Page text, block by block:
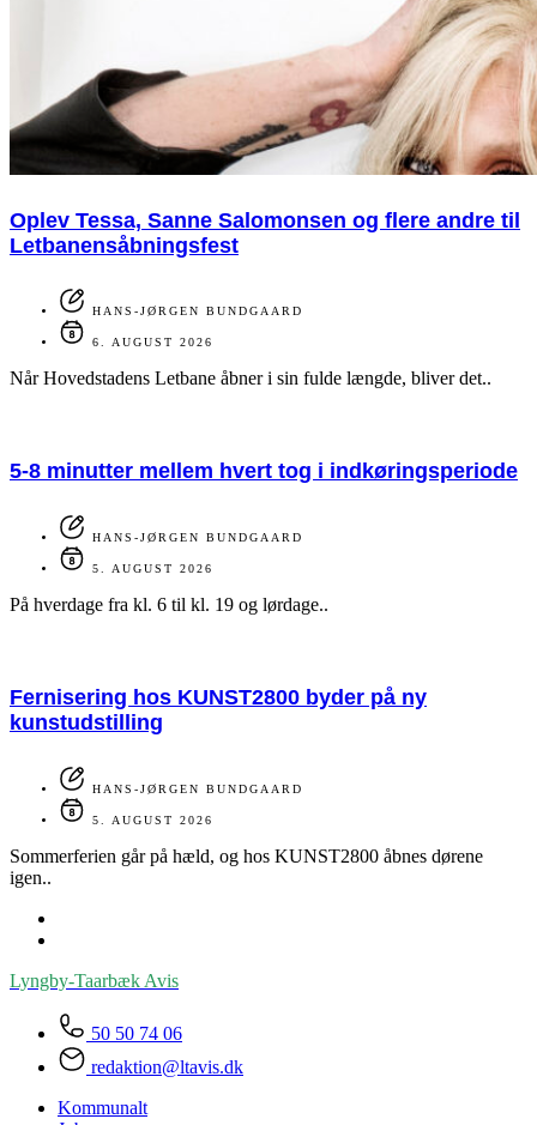
Oplev Tessa, Sanne Salomonsen og flere andre til
Letbanensåbningsfest
HANS-JØRGEN BUNDGAARD
6. AUGUST 2026
Når Hovedstadens Letbane åbner i sin fulde længde, bliver det..
5-8 minutter mellem hvert tog i indkøringsperiode
HANS-JØRGEN BUNDGAARD
5. AUGUST 2026
På hverdage fra kl. 6 til kl. 19 og lørdage..
Fernisering hos KUNST2800 byder på ny
kunstudstilling
HANS-JØRGEN BUNDGAARD
5. AUGUST 2026
Sommerferien går på hæld, og hos KUNST2800 åbnes dørene
igen..
Lyngby-Taarbæk Avis
50 50 74 06
redaktion@ltavis.dk
Kommunalt